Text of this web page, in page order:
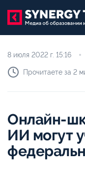
8 июля 2022 г. 15:16
Прочитаете за 2
Онлайн-
ИИ могут